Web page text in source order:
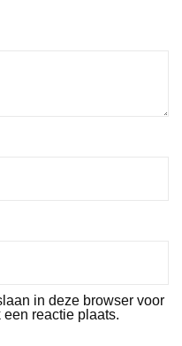
in deze browser voor
reactie plaats.